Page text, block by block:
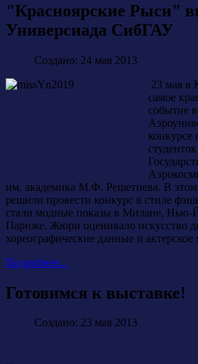
"Красноярские Рыси"
Универсиада СибГАУ
Создано: 24 мая 2013
23 мая в
самое
событие
конкурсе
им. академика М.Ф. Решетнева. В этом
решили провести конкурс в стиле
стали модные показы в Милане, Нью-
Париже. Жюри оценивало искусство
хореографические данные и актерское
Подробнее...
Готовимся к выставке!
Создано: 23 мая 2013